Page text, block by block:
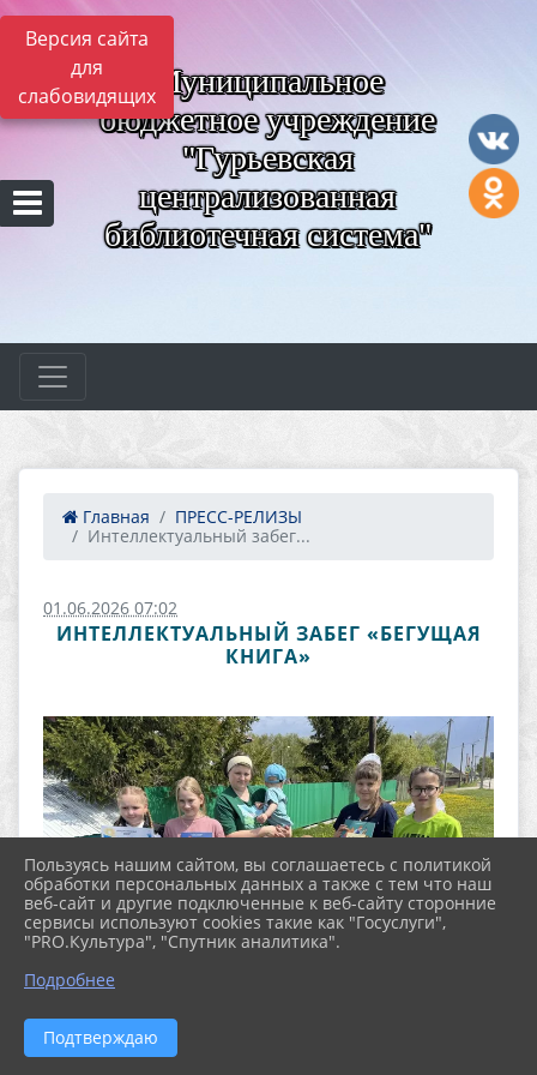
Версия сайта
для
слабовидящих Муниципальное
бюджетное учреждение
"Гурьевская
централизованная
библиотечная система"
Главная
ПРЕСС-РЕЛИЗЫ
Интеллектуальный забег...
01.06.2026 07:02
ИНТЕЛЛЕКТУАЛЬНЫЙ ЗАБЕГ «БЕГУЩАЯ
КНИГА»
Пользуясь нашим сайтом, вы соглашаетесь с политикой
обработки персональных данных а также с тем что наш
веб-сайт и другие подключенные к веб-сайту сторонние
сервисы используют cookies такие как "Госуслуги",
"PRO.Культура", "Спутник аналитика".
Подробнее
Подтверждаю